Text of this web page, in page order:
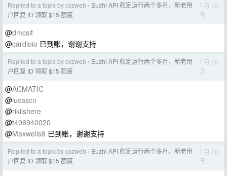
Replied to a topic by cxzweb › Euzhi API 稳定运行两个多月，新老用
户回复 ID 领取 $15 额度
7 月 20
日
@dmcslt
@cardioio 已到账，谢谢支持
Replied to a topic by cxzweb › Euzhi API 稳定运行两个多月，新老用
户回复 ID 领取 $15 额度
7 月 20
日
@ACMATIC
@lucascn
@rikiishere
@t496940020
@Maxwells8 已到账，谢谢支持
Replied to a topic by cxzweb › Euzhi API 稳定运行两个多月，新老用
户回复 ID 领取 $15 额度
7 月 20
日